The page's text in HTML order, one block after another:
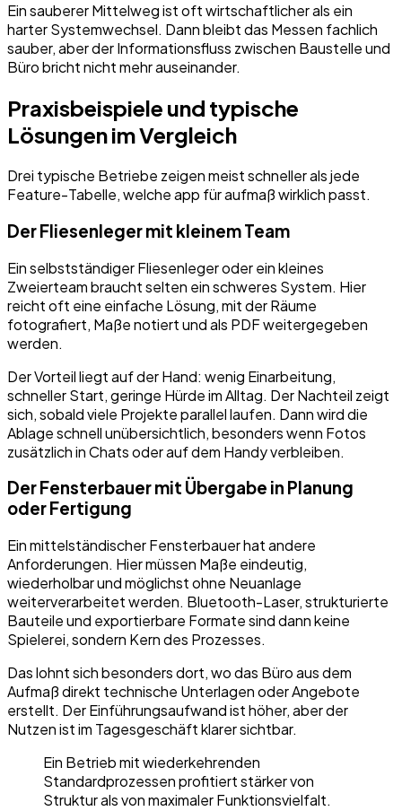
Ein sauberer Mittelweg ist oft wirtschaftlicher als ein
harter Systemwechsel. Dann bleibt das Messen fachlich
sauber, aber der Informationsfluss zwischen Baustelle und
Büro bricht nicht mehr auseinander.
Praxisbeispiele und typische
Lösungen im Vergleich
Drei typische Betriebe zeigen meist schneller als jede
Feature-Tabelle, welche app für aufmaß wirklich passt.
Der Fliesenleger mit kleinem Team
Ein selbstständiger Fliesenleger oder ein kleines
Zweierteam braucht selten ein schweres System. Hier
reicht oft eine einfache Lösung, mit der Räume
fotografiert, Maße notiert und als PDF weitergegeben
werden.
Der Vorteil liegt auf der Hand: wenig Einarbeitung,
schneller Start, geringe Hürde im Alltag. Der Nachteil zeigt
sich, sobald viele Projekte parallel laufen. Dann wird die
Ablage schnell unübersichtlich, besonders wenn Fotos
zusätzlich in Chats oder auf dem Handy verbleiben.
Der Fensterbauer mit Übergabe in Planung
oder Fertigung
Ein mittelständischer Fensterbauer hat andere
Anforderungen. Hier müssen Maße eindeutig,
wiederholbar und möglichst ohne Neuanlage
weiterverarbeitet werden. Bluetooth-Laser, strukturierte
Bauteile und exportierbare Formate sind dann keine
Spielerei, sondern Kern des Prozesses.
Das lohnt sich besonders dort, wo das Büro aus dem
Aufmaß direkt technische Unterlagen oder Angebote
erstellt. Der Einführungsaufwand ist höher, aber der
Nutzen ist im Tagesgeschäft klarer sichtbar.
Ein Betrieb mit wiederkehrenden
Standardprozessen profitiert stärker von
Struktur als von maximaler Funktionsvielfalt.